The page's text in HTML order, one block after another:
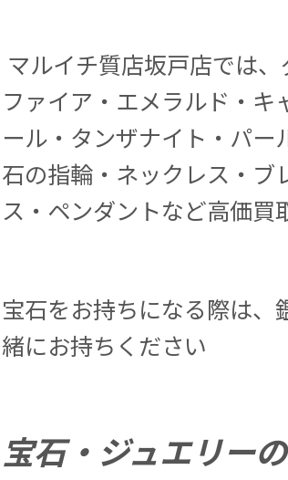
マルイチ質店坂戸店では
ファイア・エメラルド・
ール・タンザナイト・パ
石の指輪・ネックレス・ブ
ス・ペンダントなど高価買
宝石をお持ちになる際は
緒にお持ちください
宝石・ジュエリー